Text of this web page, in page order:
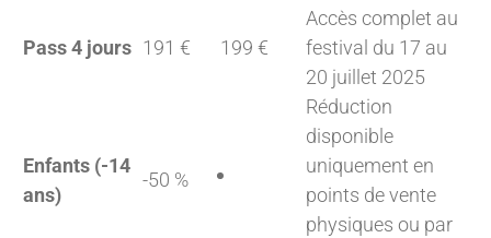
Pass 4 jours 191 € 199 €
Accès complet au
festival du 17 au
20 juillet 2025
Enfants (-14
ans)
-50 %
Réduction
disponible
uniquement en
points de vente
physiques ou par